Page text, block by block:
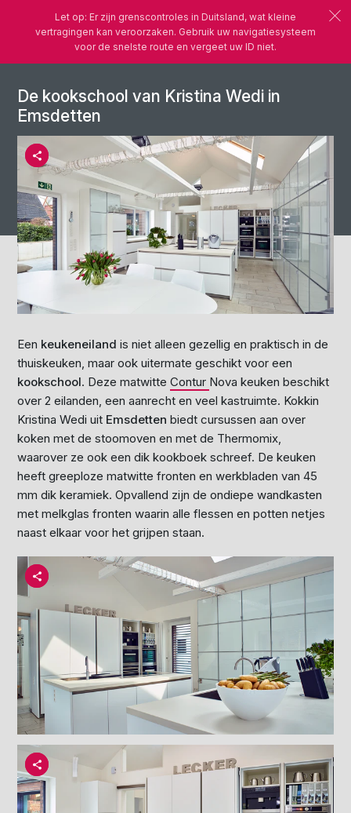
De kookschool van Kristina Wedi in
Emsdetten
Een keukeneiland is niet alleen gezellig en praktisch in de
thuiskeuken, maar ook uitermate geschikt voor een
kookschool. Deze matwitteContur Nova keuken beschikt
over 2 eilanden, een aanrecht en veel kastruimte. Kokkin
Kristina Wedi uit Emsdetten biedt cursussen aan over
koken met de stoomoven en met de Thermomix,
waarover ze ook een dik kookboek schreef. De keuken
heeft greeploze matwitte fronten en werkbladen van 45
mm dik keramiek. Opvallend zijn de ondiepe wandkasten
met melkglas fronten waarin alle flessen en potten netjes
naast elkaar voor het grijpen staan.
Let op: Er zijn grenscontroles in Duitsland, wat kleine
vertragingen kan veroorzaken. Gebruik uw navigatiesysteem
voor de snelste route en vergeet uw ID niet.